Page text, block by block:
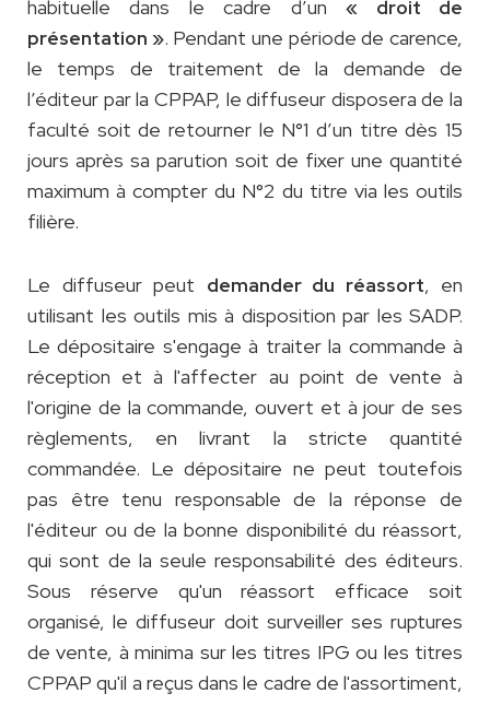
habituelle dans le cadre d’un« droit de
présentation ». Pendant une période de carence,
le temps de traitement de la demande de
l’éditeur par la CPPAP, le diffuseur disposera de la
faculté soit de retourner le N°1 d’un titre dès 15
jours après sa parution soit de fixer une quantité
maximum à compter du N°2 du titre via les outils
filière.
Le diffuseur peut demander du réassort, en
utilisant les outils mis à disposition par les SADP.
Le dépositaire s'engage à traiter la commande à
réception et à l'affecter au point de vente à
l'origine de la commande, ouvert et à jour de ses
règlements, en livrant la stricte quantité
commandée. Le dépositaire ne peut toutefois
pas être tenu responsable de la réponse de
l'éditeur ou de la bonne disponibilité du réassort,
qui sont de la seule responsabilité des éditeurs.
Sous réserve qu'un réassort efficace soit
organisé, le diffuseur doit surveiller ses ruptures
de vente, à minima sur les titres IPG ou les titres
CPPAP qu'il a reçus dans le cadre de l'assortiment,